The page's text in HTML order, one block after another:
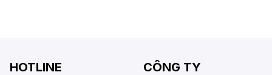
HOTLINE CÔNG TY